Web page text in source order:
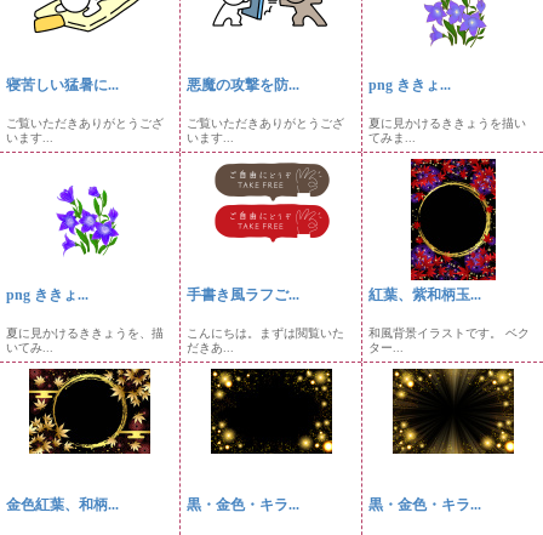
寝苦しい猛暑に...
ご覧いただきありがとうござ
います...
悪魔の攻撃を防...
ご覧いただきありがとうござ
います...
png ききょ...
夏に見かけるききょうを描い
てみま...
png ききょ...
夏に見かけるききょうを、描
いてみ...
手書き風ラフご...
こんにちは。まずは閲覧いた
だきあ...
紅葉、紫和柄玉...
和風背景イラストです。 ベク
ター...
金色紅葉、和柄... 黒・金色・キラ... 黒・金色・キラ...